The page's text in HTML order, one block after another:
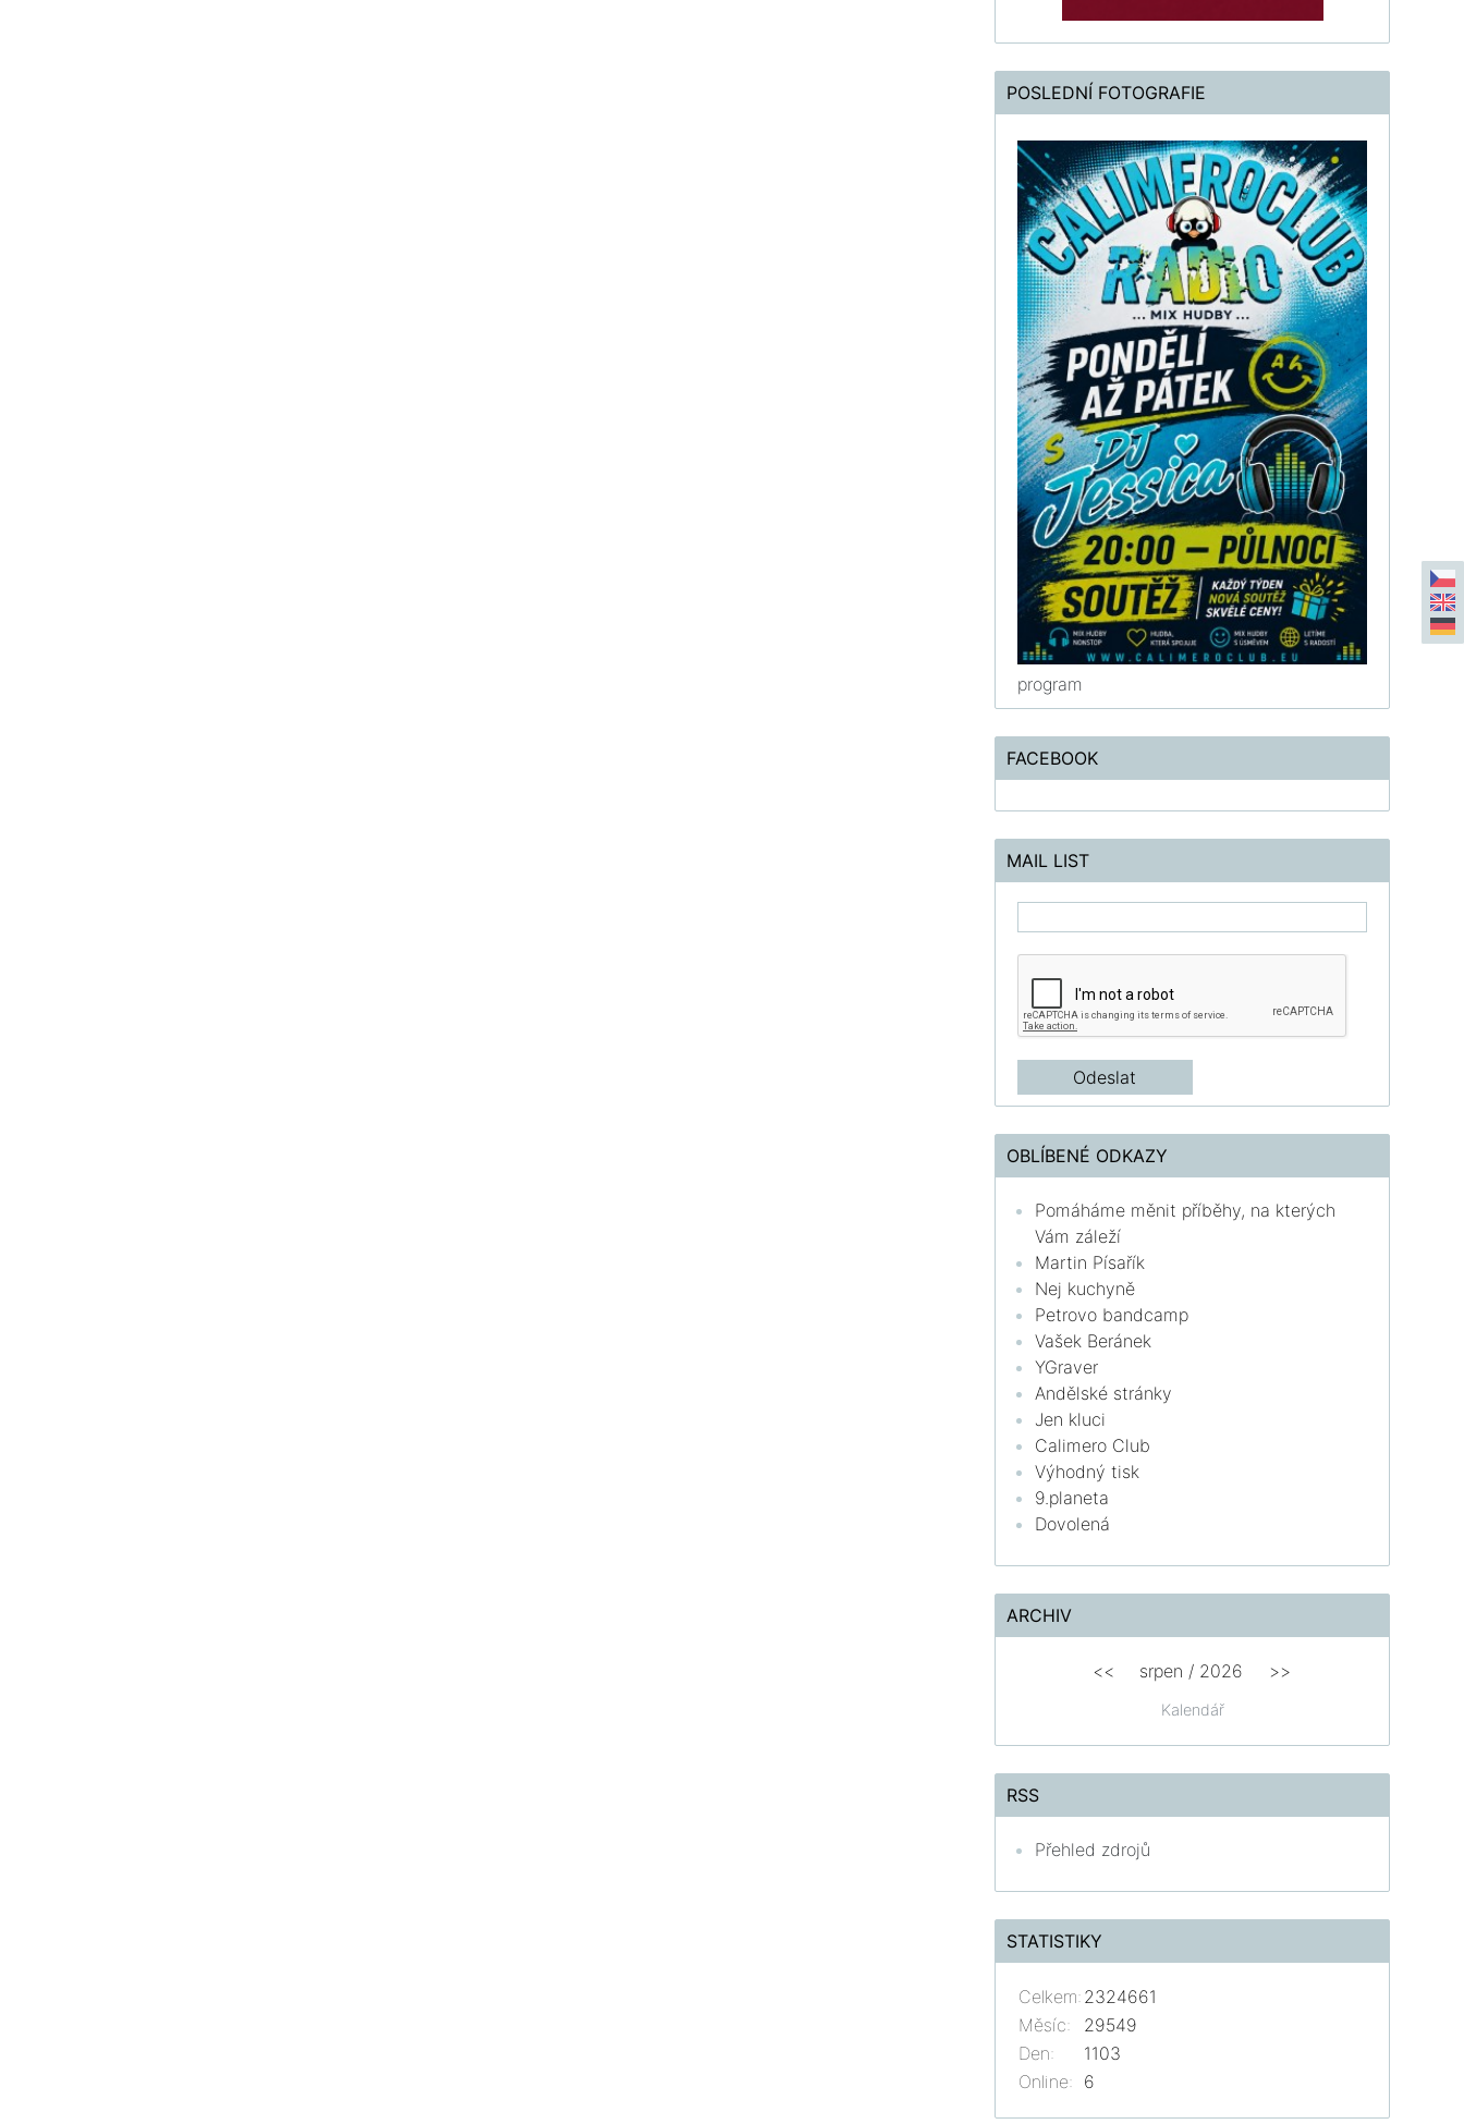
POSLEDNÍ FOTOGRAFIE
program
FACEBOOK
MAIL LIST
OBLÍBENÉ ODKAZY
Pomáháme měnit příběhy, na kterých
Vám záleží
Martin Písařík
Nej kuchyně
Petrovo bandcamp
Vašek Beránek
YGraver
Andělské stránky
Jen kluci
Calimero Club
Výhodný tisk
9.planeta
Dovolená
ARCHIV
Kalendář
<< srpen / 2026 >>
RSS
Přehled zdrojů
STATISTIKY
Online: 6
Celkem: 2324661
Měsíc:
29549
Den:
1103